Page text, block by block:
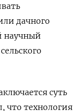
дачного
научный
суть
что технология